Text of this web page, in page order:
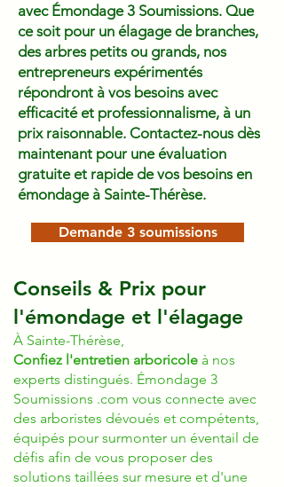
avec Émondage 3 Soumissions. Que
ce soit pour un élagage de branches,
des arbres petits ou grands, nos
entrepreneurs expérimentés
répondront à vos besoins avec
efficacité et professionnalisme, à un
prix raisonnable. Contactez-nous dès
maintenant pour une évaluation
gratuite et rapide de vos besoins en
émondage à Sainte-Thérèse.
Demande 3 soumissions
Conseils & Prix pour
l'émondage et l'élagage
À Sainte-Thérèse,
Confiez l'entretien arboricole à nos
experts distingués. Émondage 3
Soumissions .com vous connecte avec
des arboristes dévoués et compétents,
équipés pour surmonter un éventail de
défis afin de vous proposer des
solutions taillées sur mesure et d'une